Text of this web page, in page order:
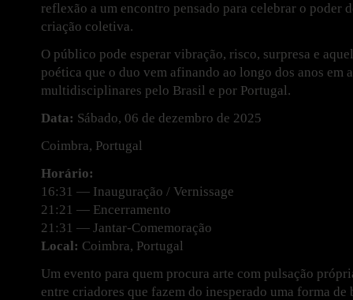
reflexão a um encontro pensado para celebrar o poder
criação coletiva.
O público pode esperar vibração, risco, surpresa e
poética que o duo vem afinando ao longo dos anos em
multidisciplinares pelo Brasil e por Portugal.
Data: Sábado, 06 de dezembro de 2025
Coimbra, Portugal
Horário:
16:31 — Inauguração / Vernissage
21:21 — Encerramento
21:31 — Jantar-Comemoração
Local: Coimbra, Portugal
Um evento para quem procura arte com pulsação
entre criadores que fazem do inesperado uma forma de